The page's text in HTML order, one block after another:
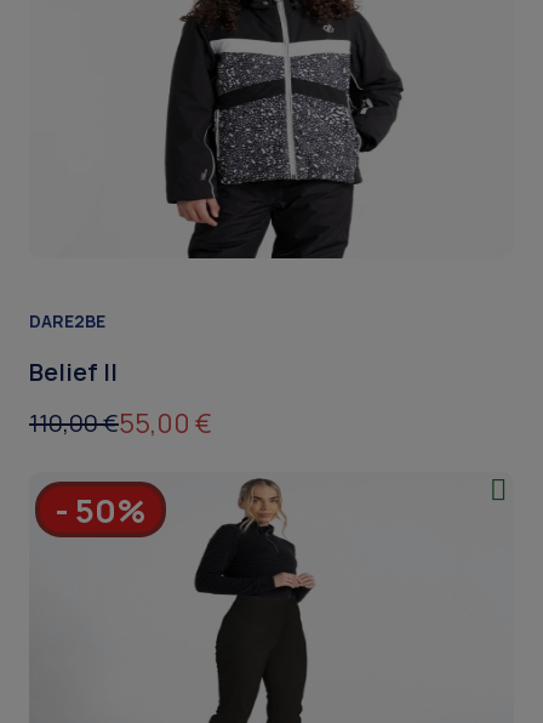
DARE2BE
Belief II
110,00 €55,00 €
- 50%